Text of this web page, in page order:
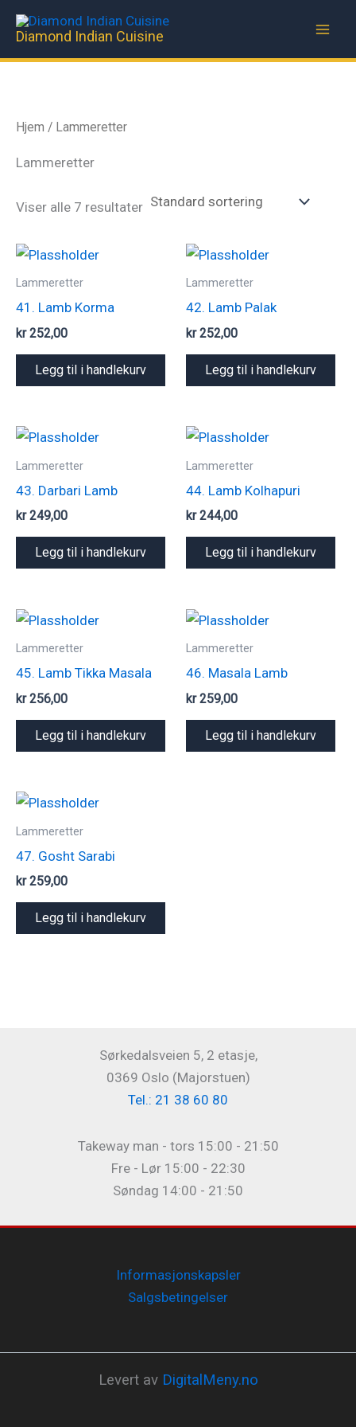
Hopp
rett
til
Diamond Indian Cuisine
Hjem / Lammeretter
Lammeretter
Viser alle 7 resultater
Lammeretter
41. Lamb Korma
kr252,00
Legg til i handlekurv
Lammeretter
42. Lamb Palak
kr252,00
Legg til i handlekurv
Lammeretter
43. Darbari Lamb
kr249,00
Legg til i handlekurv
Lammeretter
44. Lamb Kolhapuri
kr244,00
Legg til i handlekurv
Lammeretter
45. Lamb Tikka Masala
kr256,00
Legg til i handlekurv
Lammeretter
46. Masala Lamb
kr259,00
Legg til i handlekurv
Lammeretter
47. Gosht Sarabi
kr259,00
Legg til i handlekurv
Sørkedalsveien 5, 2 etasje,
0369 Oslo (Majorstuen)
Tel.: 21 38 60 80
Takeway man - tors 15:00 - 21:50
Fre - Lør 15:00 - 22:30
Søndag 14:00 - 21:50
Informasjonskapsler
Salgsbetingelser
Levert av DigitalMeny.no